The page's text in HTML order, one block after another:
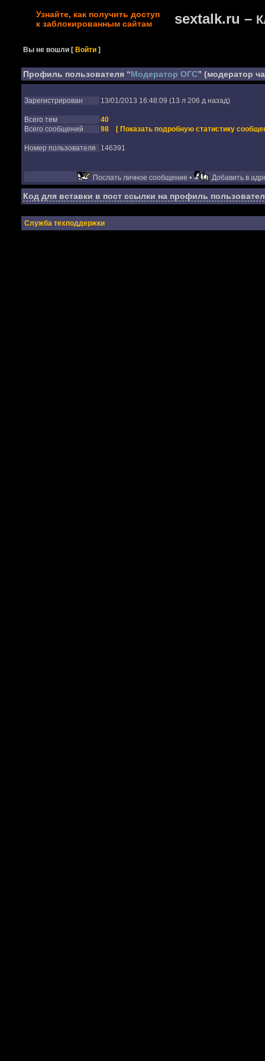
Узнайте, как получить доступ
к заблокированным сайтам
sextalk.ru –
Вы не вошли [Войти ]
Профиль пользователя “Модератор ОГС” (модератор
Зарегистрирован 13/01/2013 16:48:09 (13 л 206 д назад)
Всего тем
40
Всего сообщений
98 [ Показать подробную статистику
Номер пользователя 146391
Послать личное сообщение • Добавить в
Код для вставки в пост ссылки на профиль
Служба техподдержки